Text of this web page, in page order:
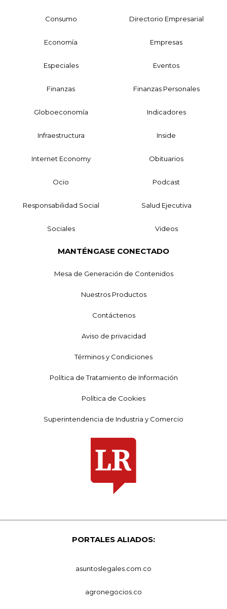
Consumo Directorio Empresarial
Economía Empresas
Especiales Eventos
Finanzas Finanzas Personales
Globoeconomía Indicadores
Infraestructura Inside
Internet Economy Obituarios
Ocio Podcast
Responsabilidad Social Salud Ejecutiva
Sociales Videos
MANTÉNGASE CONECTADO
Mesa de Generación de Contenidos
Nuestros Productos
Contáctenos
Aviso de privacidad
Términos y Condiciones
Política de Tratamiento de Información
Política de Cookies
Superintendencia de Industria y Comercio
PORTALES ALIADOS:
asuntoslegales.com.co
agronegocios.co